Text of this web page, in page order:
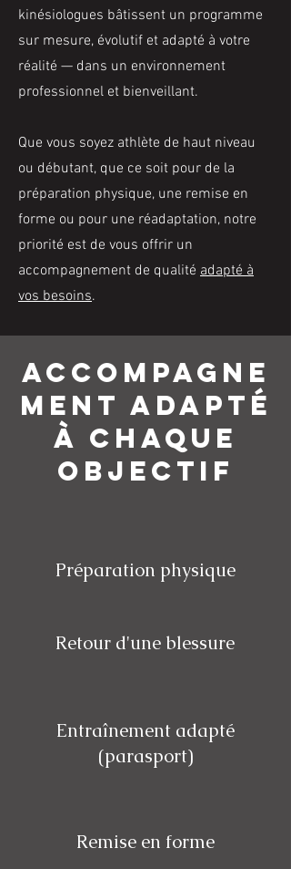
kinésiologues bâtissent un programme
sur mesure, évolutif et adapté à votre
réalité — dans un environnement
professionnel et bienveillant.
Que vous soyez athlète de haut niveau
ou débutant, que ce soit pour de la
préparation physique, une remise en
forme ou pour une réadaptation, notre
priorité est de vous offrir un
accompagnement de qualité adapté à
vos besoins.
accompagne
ment adapté
à chaque
objectif
Préparation physique
Retour d'une blessure
Entraînement adapté
(parasport)
Remise en forme